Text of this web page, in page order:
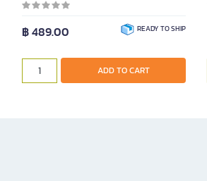
฿ 489.00 READY TO SHIP
ADD TO CART